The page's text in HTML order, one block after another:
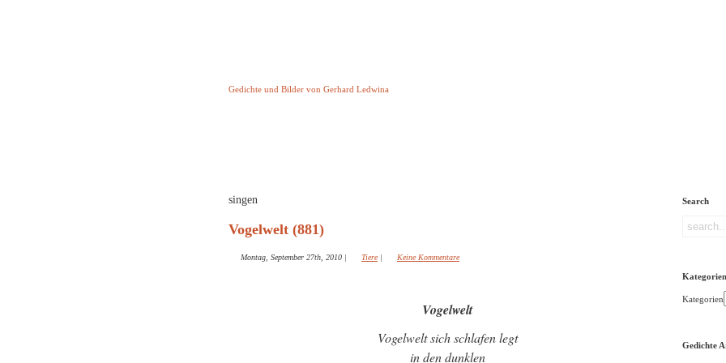
Gedichte und Bilder von Gerhard Ledwina
singen
Vogelwelt (881)
Montag, September 27th, 2010 | Tiere | Keine Kommentare
Vogelwelt
Vogelwelt sich schlafen legt
in den dunklen
Search
Kategorien
Kategorien
Gedichte